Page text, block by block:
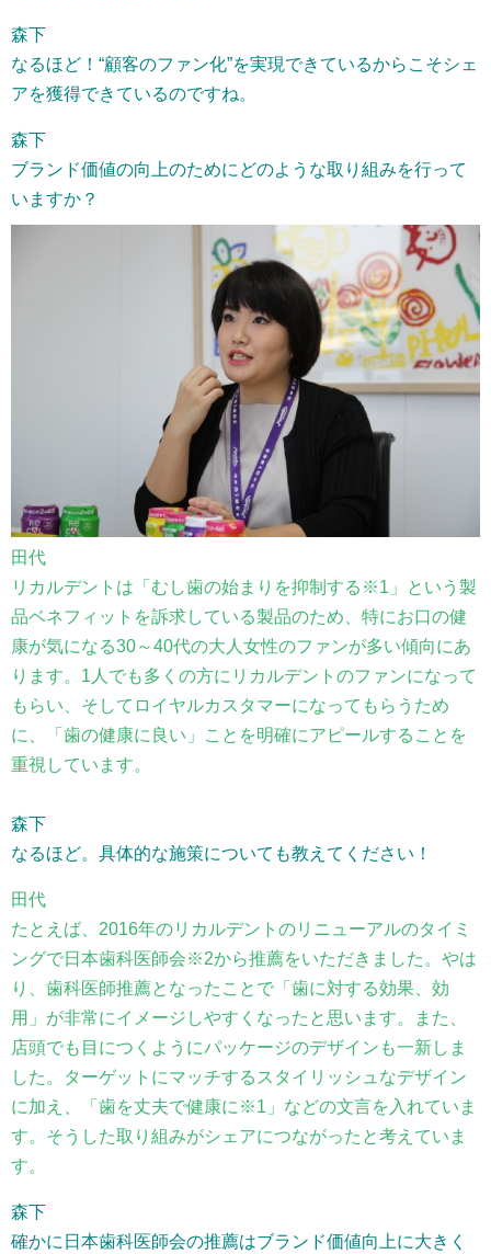
森下
なるほど！“顧客のファン化”を実現できているからこそシェ
アを獲得できているのですね。
森下
ブランド価値の向上のためにどのような取り組みを行って
いますか？
田代
リカルデントは「むし歯の始まりを抑制する※1」という製
品ベネフィットを訴求している製品のため、特にお口の健
康が気になる30～40代の大人女性のファンが多い傾向にあ
ります。1人でも多くの方にリカルデントのファンになって
もらい、そしてロイヤルカスタマーになってもらうため
に、「歯の健康に良い」ことを明確にアピールすることを
重視しています。
森下
なるほど。具体的な施策についても教えてください！
田代
たとえば、2016年のリカルデントのリニューアルのタイミ
ングで日本歯科医師会※2から推薦をいただきました。やは
り、歯科医師推薦となったことで「歯に対する効果、効
用」が非常にイメージしやすくなったと思います。また、
店頭でも目につくようにパッケージのデザインも一新しま
した。ターゲットにマッチするスタイリッシュなデザイン
に加え、「歯を丈夫で健康に※1」などの文言を入れていま
す。そうした取り組みがシェアにつながったと考えていま
す。
森下
確かに日本歯科医師会の推薦はブランド価値向上に大きく